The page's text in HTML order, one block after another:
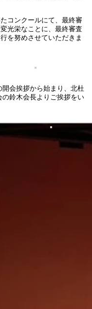
コンクールにて、最終審
光栄なことに、最終審査
を努めさせていただきま
会挨拶から始まり、北杜
鈴木会長よりご挨拶をい